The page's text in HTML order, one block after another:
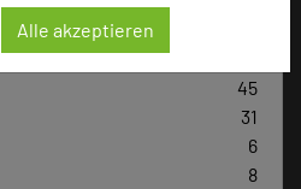
Alle akzeptieren
45
31
6
8